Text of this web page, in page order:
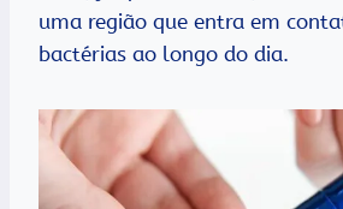
uma região que entra em
bactérias ao longo do dia.